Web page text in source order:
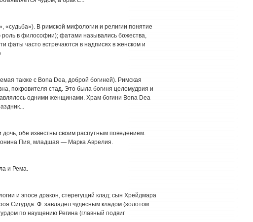
«судьба»). В римской мифологии и религии понятие
в философии); фатами назывались божества,
фаты часто встречаются в надписях в женском и
также с Bona Dea, доброй богиней). Римская
покровителя стад. Это была богиня целомудрия и
одними женщинами. Храм богини Bona Dea
обе известны своим распутным поведением.
Пия, младшая — Марка Аврелия.
и Рема.
и эпосе дракон, стерегущий клад; сын Хрейдмара
Сигурда. Ф. завладел чудесным кладом (золотом
по наущению Регина (главный подвиг